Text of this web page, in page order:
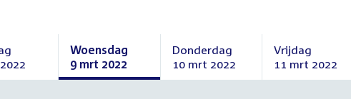
Woensdag
9 mrt 2022
Woensdag
Donderdag
10 mrt 2022
Donderdag
Vrijdag
11 mrt 2022
Vrijdag